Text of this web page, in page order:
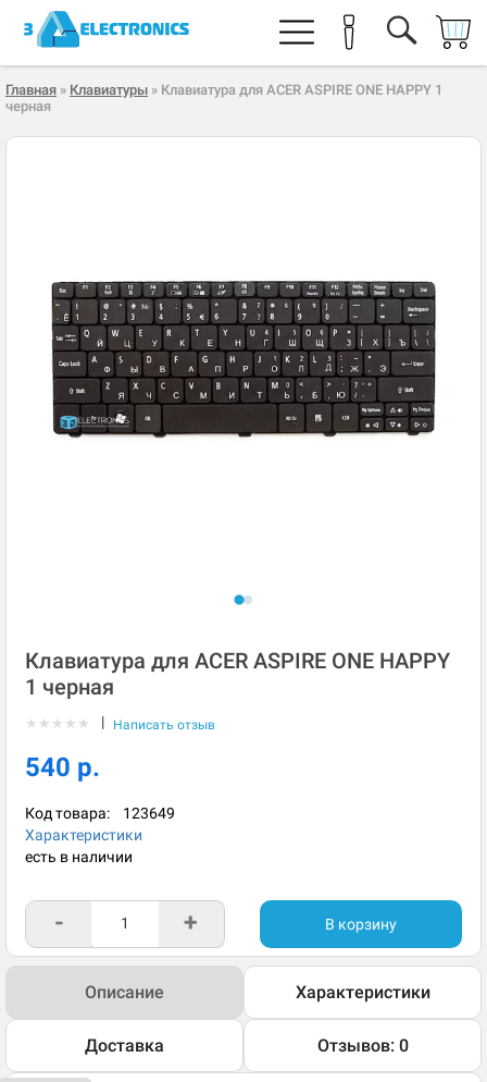
Главная » Клавиатуры » Клавиатура для ACER ASPIRE ONE HAPPY 1
черная
Клавиатура для ACER ASPIRE ONE HAPPY
1 черная
★ ★ ★ ★ ★ | Написать отзыв
540 р.
Код товара: 123649
Характеристики
есть в наличии
- + В корзину
Описание Характеристики
Доставка Отзывов: 0